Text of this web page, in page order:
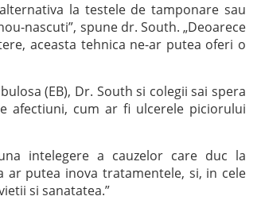
la testele de tamponare sau
nascuti”, spune dr. South. „Deoarece
aceasta tehnica ne-ar putea oferi o
(EB), Dr. South si colegii sai spera
afectiuni, cum ar fi ulcerele piciorului
intelegere a cauzelor care duc la
ar putea inova tratamentele, si, in cele
si sanatatea.”